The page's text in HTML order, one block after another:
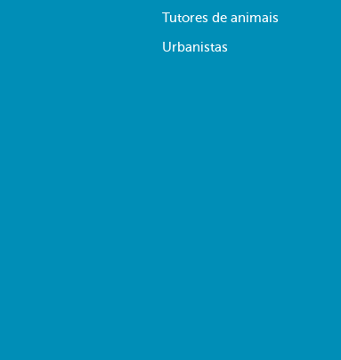
Tutores de animais
Urbanistas